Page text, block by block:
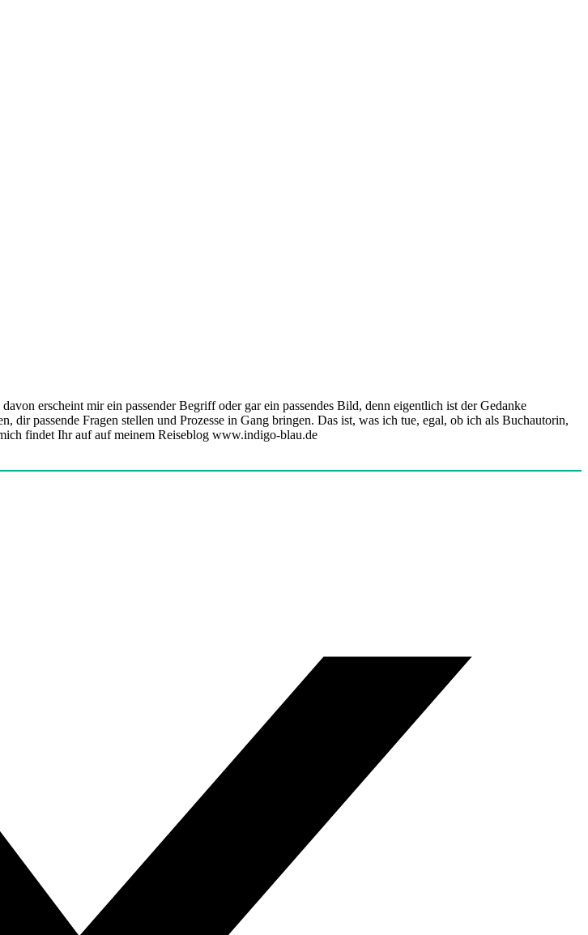
erscheint mir ein passender Begriff oder gar ein passendes Bild, denn eigentlich ist der Gedanke
dir passende Fragen stellen und Prozesse in Gang bringen. Das ist, was ich tue, egal, ob ich als Buchautorin,
findet Ihr auf auf meinem Reiseblog www.indigo-blau.de